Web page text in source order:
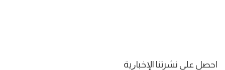
اﺣﺼﻞ ﻋﻠﻰ ﻧﺸﺮﺗﻨﺎ اﻹﺧﺒﺎﺭﻳﺔ